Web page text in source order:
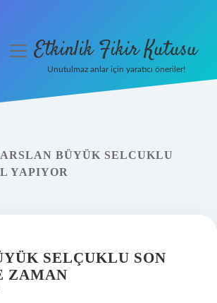
menüyüEtkinlik Fikir Kutusu
Unutulmaz anlar için yaratıcı öneriler!
BÜYÜK SELCUKLU
YAPIYOR
SELÇUKLU SON
ZAMAN